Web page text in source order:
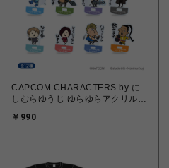
CAPCOM CHARACTERS by に
しむらゆうじ ゆらゆらアクリルス
￥990